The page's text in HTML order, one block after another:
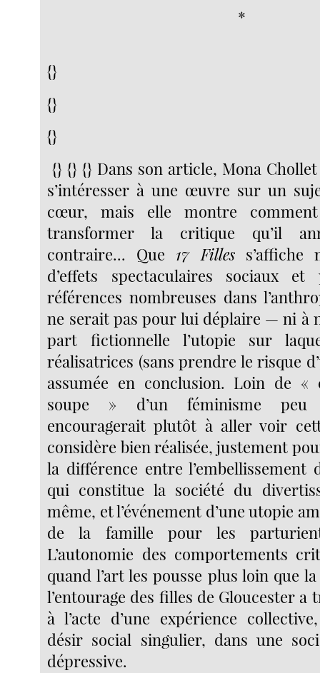
*
{}
{}
{}
{} {} {} Dans son article, Mona
s’intéresser à une œuvre sur un
cœur, mais elle montre
transformer la critique qu’il
contraire... Que 17 Filles s’affiche
d’effets spectaculaires sociaux et
références nombreuses dans
ne serait pas pour lui déplaire — ni à
part fictionnelle l’utopie sur
réalisatrices (sans prendre le risque
assumée en conclusion. Loin de «
soupe » d’un féminisme peu
encouragerait plutôt à aller voir
considère bien réalisée, justement
la différence entre l’embellissement
qui constitue la société du
même, et l’événement d’une utopie
de la famille pour les
L’autonomie des comportements
quand l’art les pousse plus loin que
l’entourage des filles de Gloucester a
à l’acte d’une expérience
désir social singulier, dans une
dépressive.